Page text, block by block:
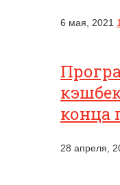
6 мая, 2021
конца
28 апреля,